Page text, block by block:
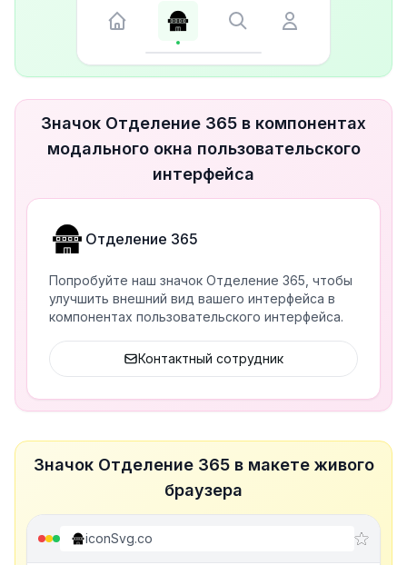
Значок Отделение 365 в компонентах
модального окна пользовательского
интерфейса
Отделение 365
Попробуйте наш значок Отделение 365, чтобы
улучшить внешний вид вашего интерфейса в
компонентах пользовательского интерфейса.
Контактный сотрудник
Значок Отделение 365 в макете живого
браузера
iconSvg.co